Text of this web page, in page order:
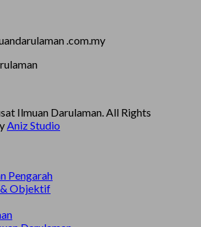
.com.my
Ilmuan Darulaman. All Rights
Aniz Studio
Pengarah
Objektif